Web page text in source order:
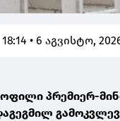
18:14 • 6 აგვისტო,
პრემიერ-